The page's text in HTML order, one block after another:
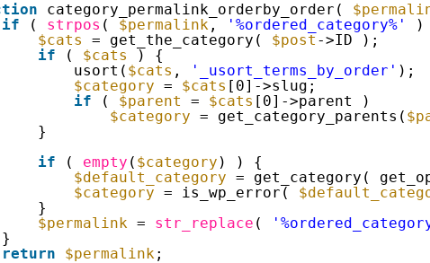
category_permalink_orderby_order(
if
( strpos ( $permalink, '%ordered_category%'
)
$cats
= get_the_category( $post ->ID );
if
( $cats
) {
usort( $cats , '_usort_terms_by_order' );
$category = $cats [0]->slug;
if
( $parent = $cats [0]->parent )
$category = get_category_parents(
}
if
( empty ( $category ) ) {
$default_category = get_category(
$category = is_wp_error(
}
$permalink = str_replace (
}
return
$permalink;